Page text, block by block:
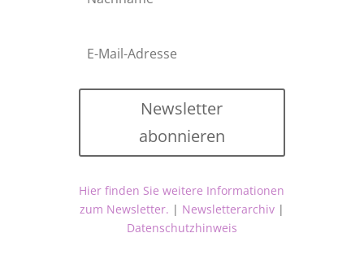
Newsletter
abonnieren
Hier finden Sie weitere Informationen
zum Newsletter. | Newsletterarchiv|
Datenschutzhinweis